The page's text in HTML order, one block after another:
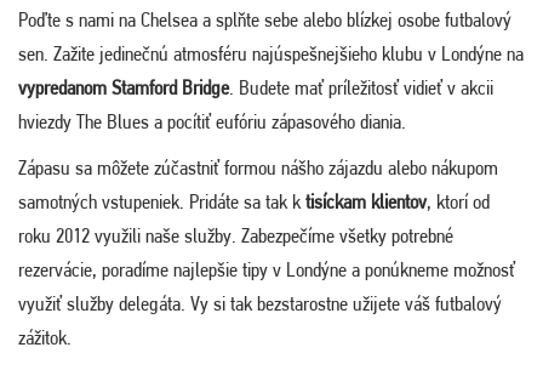
Poďte s nami na Chelsea a splňte sebe alebo blízkej osobe futbalový
sen. Zažite jedinečnú atmosféru najúspešnejšieho klubu v Londýne na
vypredanom Stamford Bridge. Budete mať príležitosť vidieť v akcii
hviezdy The Blues a pocítiť eufóriu zápasového diania.
Zápasu sa môžete zúčastniť formou nášho zájazdu alebo nákupom
samotných vstupeniek. Pridáte sa tak ktisíckam klientov, ktorí od
roku 2012 využili naše služby. Zabezpečíme všetky potrebné
rezervácie, poradíme najlepšie tipy v Londýne a ponúkneme možnosť
využiť služby delegáta. Vy si tak bezstarostne užijete váš futbalový
zážitok.